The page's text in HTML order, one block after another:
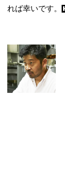
れば幸いです。